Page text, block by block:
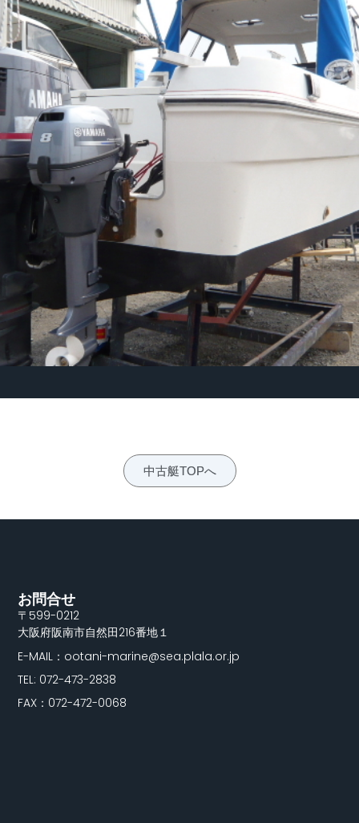
中古艇TOPへ
お問合せ
〒599-0212
大阪府阪南市自然田216番地１
E-MAIL：ootani-marine@sea.plala.or.jp
TEL: 072-473-2838
FAX：072-472-0068